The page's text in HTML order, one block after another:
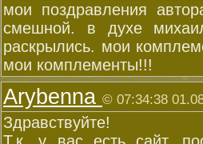
мои поздравления
смешной. в духе
раскрылись. мои
мои комплементы!!!
Arybenna © 07:34:38
Здравствуйте!